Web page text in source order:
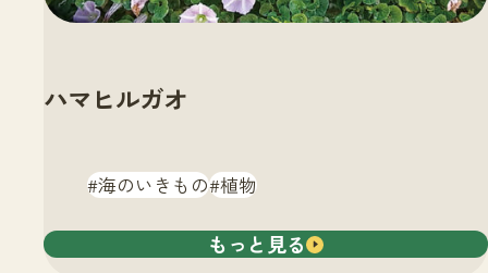
ハマヒルガオ
海のいきもの 植物
もっと見る